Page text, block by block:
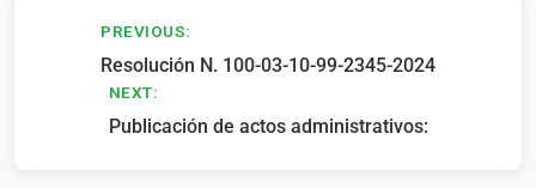
Navegación
entradas
PREVIOUS:
Resolución N. 100-03-10-99-2345-2024
NEXT:
Publicación de actos administrativos: